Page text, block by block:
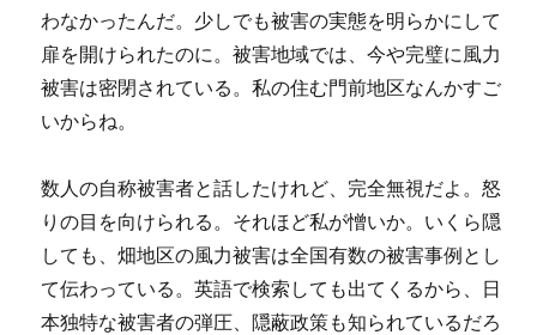
わなかったんだ。少しでも被害の実態を明らかにして
扉を開けられたのに。被害地域では、今や完璧に風力
被害は密閉されている。私の住む門前地区なんかすご
いからね。
数人の自称被害者と話したけれど、完全無視だよ。怒
りの目を向けられる。それほど私が憎いか。いくら隠
しても、畑地区の風力被害は全国有数の被害事例とし
て伝わっている。英語で検索しても出てくるから、日
本独特な被害者の弾圧、隠蔽政策も知られているだろ